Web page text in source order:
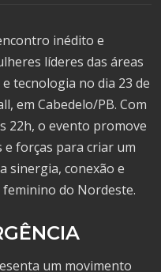
inédito e
líderes das áreas
tecnologia no dia 23 de
em Cabedelo/PB. Com
22h, o evento promove
forças para criar um
sinergia, conexão e
do Nordeste.
um movimento